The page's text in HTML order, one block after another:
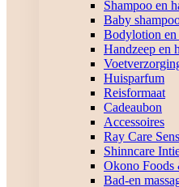
Shampoo en
Baby
Bodylotion en
Handzeep en
Huisparfum
Reisformaat
Cadeaubon
Accessoires
Ray Care
Shinncare
Okono Foods
Bad-en